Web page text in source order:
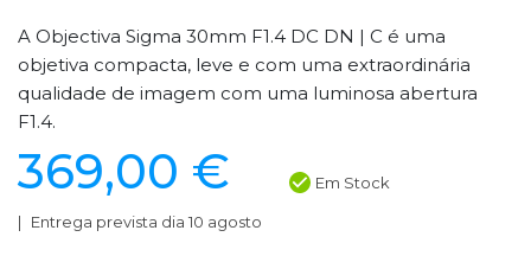
A Objectiva Sigma 30mm F1.4 DC DN | C é uma
objetiva compacta, leve e com uma extraordinária
qualidade de imagem com uma luminosa abertura
F1.4.
369,00 € Em Stock
Entrega prevista dia 10 agosto